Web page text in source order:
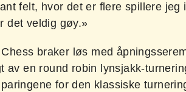
felt, hvor det er flere spillere jeg
det veldig gøy.»
braker løs med
av en round robin lynsjakk-
for den klassiske